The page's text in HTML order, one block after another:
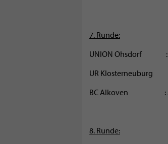
7. Runde:
UNION Ohsdorf :
UR
BC Alkoven :
8. Runde: